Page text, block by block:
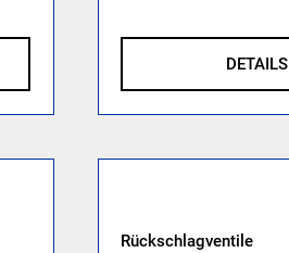
DETAILS
Rückschlagventile